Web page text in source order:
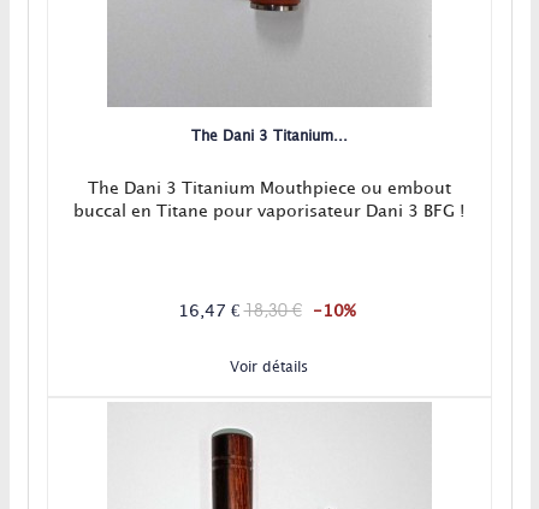
The Dani 3 Titanium...
The Dani 3 Titanium Mouthpiece ou embout
buccal en Titane pour vaporisateur Dani 3 BFG !
16,47 €18,30 € -10%
Voir détails